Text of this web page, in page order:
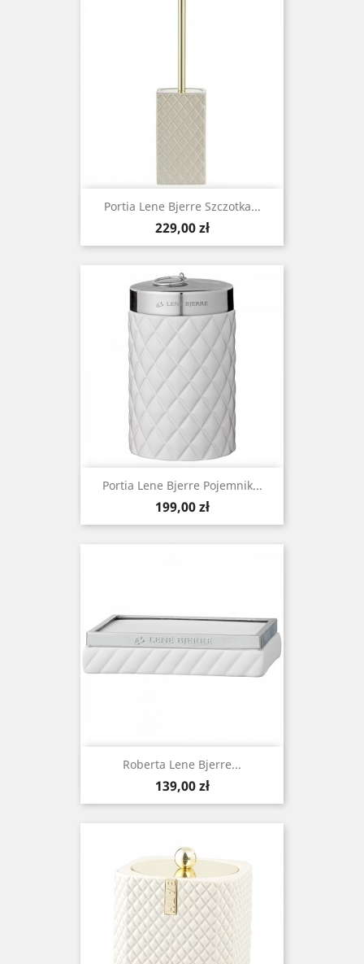
Portia Lene Bjerre Szczotka...
Cena
229,00 zł
Portia Lene Bjerre Pojemnik...
Cena
199,00 zł
Roberta Lene Bjerre...
Cena
139,00 zł